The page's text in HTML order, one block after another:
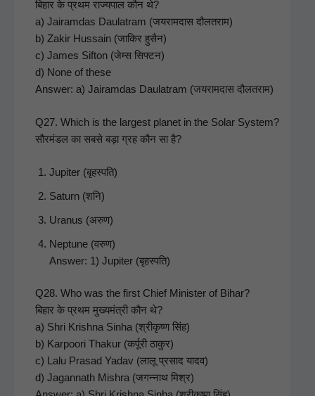
बिहार के प्रथम राज्यपाल कौन थे?
a) Jairam­das Daula­tram (जयरामदास दौलतराम)
b) Zakir Hus­sain (जाकिर हुसैन)
c) James Sifton (जेम्स सिफ्टन)
d) None of these
Answer: a) Jairam­das Daula­tram (जयरामदास दौलतराम)
Q27. Which is the largest plan­et in the Solar Sys­tem?
सौरमंडल का सबसे बड़ा ग्रह कौन सा है?
Jupiter (बृहस्पति)
Sat­urn (शनि)
Uranus (अरुण)
Nep­tune (वरुण)
Answer: 1) Jupiter (बृहस्पति)
Q28. Who was the first Chief Min­is­ter of Bihar?
बिहार के प्रथम मुख्यमंत्री कौन थे?
a) Shri Krish­na Sin­ha (श्रीकृष्ण सिंह)
b) Kar­poori Thakur (कर्पूरी ठाकुर)
c) Lalu Prasad Yadav (लालू प्रसाद यादव)
d) Jagan­nath Mishra (जगन्नाथ मिश्र)